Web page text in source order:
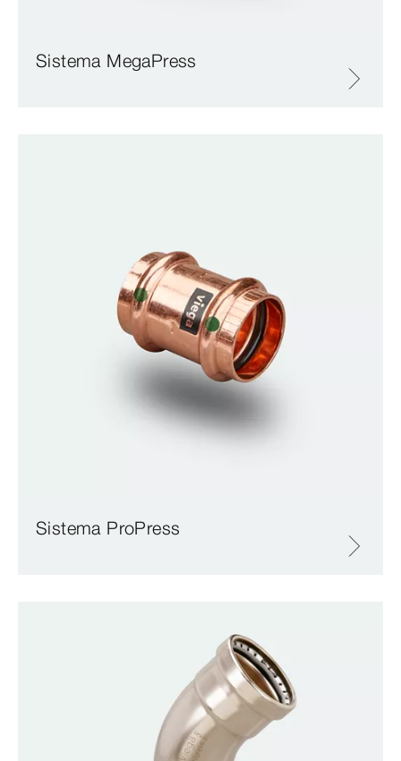
Sistema MegaPress
Sistema ProPress